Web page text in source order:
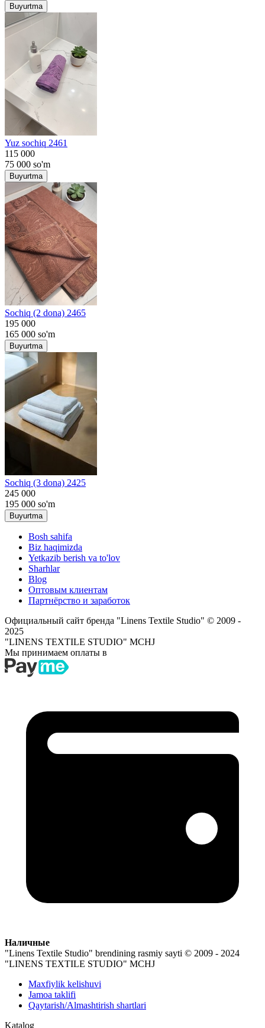
Buyurtma
Yuz sochiq 2461
115 000
75 000 so'm
Buyurtma
Sochiq (2 dona) 2465
195 000
165 000 so'm
Buyurtma
Sochiq (3 dona) 2425
245 000
195 000 so'm
Buyurtma
Bosh sahifa
Biz haqimizda
Yetkazib berish va to'lov
Sharhlar
Blog
Оптовым клиентам
Партнёрство и заработок
Официальный сайт бренда "Linens Textile Studio" © 2009 -
2025
"LINENS TEXTILE STUDIO" MCHJ
Мы принимаем оплаты в
Наличные
"Linens Textile Studio" brendining rasmiy sayti © 2009 - 2024
"LINENS TEXTILE STUDIO" MCHJ
Maxfiylik kelishuvi
Jamoa taklifi
Qaytarish/Almashtirish shartlari
Katalog